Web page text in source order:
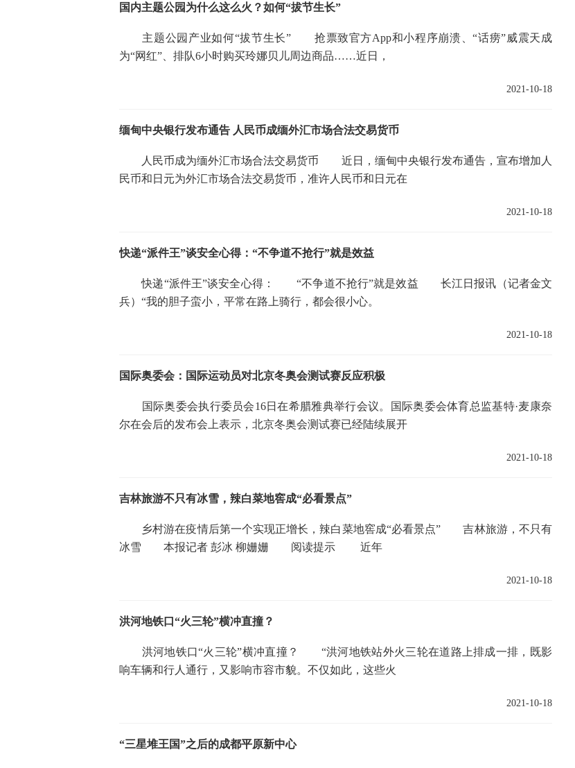
国内主题公园为什么这么火？如何“拔节生长”
主题公园产业如何“拔节生长” 抢票致官方App和小程序崩溃、“话痨”威震天成
为“网红”、排队6小时购买玲娜贝儿周边商品……近日，
2021-10-18
缅甸中央银行发布通告 人民币成缅外汇市场合法交易货币
人民币成为缅外汇市场合法交易货币 近日，缅甸中央银行发布通告，宣布增加人
民币和日元为外汇市场合法交易货币，准许人民币和日元在
2021-10-18
快递“派件王”谈安全心得：“不争道不抢行”就是效益
快递“派件王”谈安全心得： “不争道不抢行”就是效益 长江日报讯（记者金文
兵）“我的胆子蛮小，平常在路上骑行，都会很小心。
2021-10-18
国际奥委会：国际运动员对北京冬奥会测试赛反应积极
国际奥委会执行委员会16日在希腊雅典举行会议。国际奥委会体育总监基特·麦康奈
尔在会后的发布会上表示，北京冬奥会测试赛已经陆续展开
2021-10-18
吉林旅游不只有冰雪，辣白菜地窖成“必看景点”
乡村游在疫情后第一个实现正增长，辣白菜地窖成“必看景点” 吉林旅游，不只有
冰雪 本报记者 彭冰 柳姗姗 阅读提示 近年
2021-10-18
洪河地铁口“火三轮”横冲直撞？
洪河地铁口“火三轮”横冲直撞？ “洪河地铁站外火三轮在道路上排成一排，既影
响车辆和行人通行，又影响市容市貌。不仅如此，这些火
2021-10-18
“三星堆王国”之后的成都平原新中心